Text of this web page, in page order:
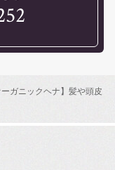
ーガニックヘナ】髪や頭皮